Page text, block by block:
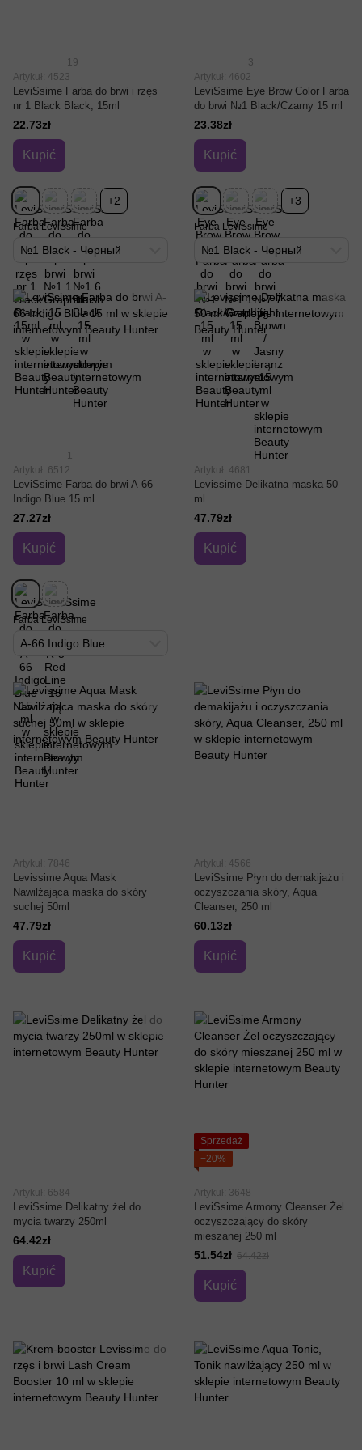
19
Artykuł: 4523
LeviSsime Farba do brwi i rzęs
nr 1 Black Black, 15ml
22.73zł
Kupić
+2
Farba LeviSsime
№1 Black - Черный
3
Artykuł: 4602
LeviSsime Eye Brow Color Farba
do brwi №1 Black/Czarny 15 ml
23.38zł
Kupić
+3
Farba LeviSsime
№1 Black - Черный
1
Artykuł: 6512
LeviSsime Farba do brwi A-66
Indigo Blue 15 ml
27.27zł
Kupić
Farba LeviSsime
A-66 Indigo Blue
Artykuł: 4681
Levissime Delikatna maska ​​50
ml
47.79zł
Kupić
Artykuł: 7846
Levissime Aqua Mask
Nawilżająca maska ​​do skóry
suchej 50ml
47.79zł
Kupić
Artykuł: 4566
LeviSsime Płyn do demakijażu i
oczyszczania skóry, Aqua
Cleanser, 250 ml
60.13zł
Kupić
Artykuł: 6584
LeviSsime Delikatny żel do
mycia twarzy 250ml
64.42zł
Kupić
Sprzedaż
−20%
Artykuł: 3648
LeviSsime Armony Cleanser Żel
oczyszczający do skóry
mieszanej 250 ml
51.54zł 64.42zł
Kupić